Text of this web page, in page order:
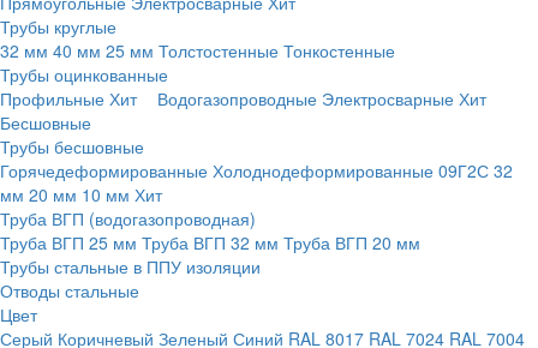
Трубы круглые
32 мм 40 мм 25 мм Толстостенные Тонкостенные
Трубы оцинкованные
Профильные Хит Водогазопроводные Электросварные Хит
Бесшовные
Трубы бесшовные
Горячедеформированные Холоднодеформированные 09Г2С 32
мм 20 мм 10 мм Хит
Труба ВГП (водогазопроводная)
Труба ВГП 25 мм Труба ВГП 32 мм Труба ВГП 20 мм
Трубы стальные в ППУ изоляции
Отводы стальные
Цвет
Серый Коричневый Зеленый Синий RAL 8017 RAL 7024 RAL 7004